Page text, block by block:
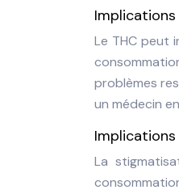
Le THC peut
problèmes
un médecin
La